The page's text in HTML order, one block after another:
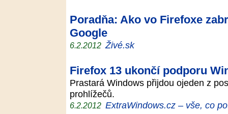
Poradňa: Ako vo Firefoxe
Google
6.2.2012 Živé.sk
Firefox 13 ukončí podporu
Prastará Windows přijdou ojeden z
prohlížečů.
6.2.2012 ExtraWindows.cz – vše, co